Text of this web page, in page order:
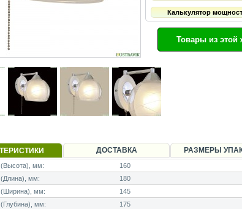
Калькулятор
Товары из этой
ДОСТАВКА РАЗМЕРЫ
мм:
160
мм:
180
мм:
145
мм:
175